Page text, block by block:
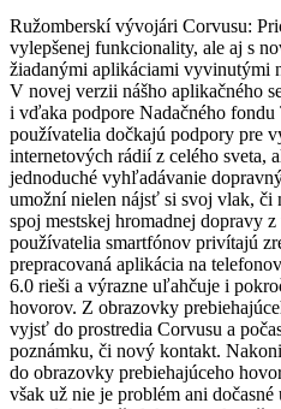
Ružomberskí vývojári Corvusu:
vylepšenej funkcionality, ale aj s
žiadanými aplikáciami vyvinutými
V novej verzii nášho aplikačného
i vďaka podpore Nadačného
používatelia dočkajú podpory pre
internetových rádií z celého sveta,
jednoduché vyhľadávanie
umožní nielen nájsť si svoj vlak, či
spoj mestskej hromadnej dopravy
používatelia smartfónov privítajú
prepracovaná aplikácia na
6.0 rieši a výrazne uľahčuje i
hovorov. Z obrazovky
vyjsť do prostredia Corvusu a
poznámku, či nový kontakt.
do obrazovky prebiehajúceho
však už nie je problém ani